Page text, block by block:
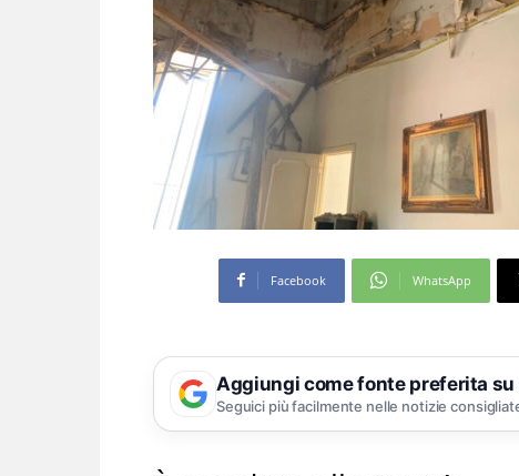
Facebook WhatsApp
Aggiungi come fonte preferita su
Seguici più facilmente nelle notizie